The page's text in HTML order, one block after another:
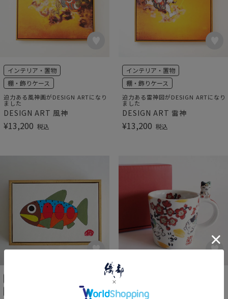
インテリア・置物
棚・飾りケース
迫力ある風神画がDESIGN ARTになり
ました
DESIGN ART 風神
¥13,200 税込
インテリア・置物
棚・飾りケース
迫力ある雷神図がDESIGN ARTになり
ました
DESIGN ART 雷神
¥13,200 税込
ハッピーになれるマグ